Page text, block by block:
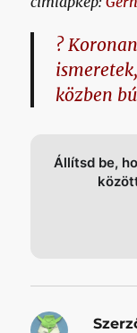
?
közben
Állítsd be,